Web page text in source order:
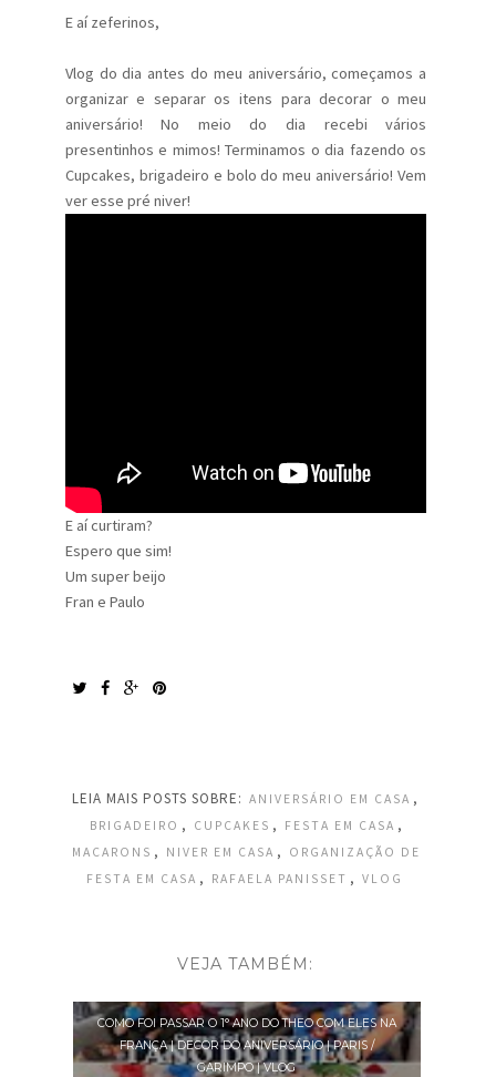
E aí zeferinos,
Vlog do dia antes do meu aniversário, começamos a
organizar e separar os itens para decorar o meu
aniversário! No meio do dia recebi vários
presentinhos e mimos! Terminamos o dia fazendo os
Cupcakes, brigadeiro e bolo do meu aniversário! Vem
ver esse pré niver!
E aí curtiram?
Espero que sim!
Um super beijo
Fran e Paulo
LEIA MAIS POSTS SOBRE: ANIVERSÁRIO EM CASA ,
BRIGADEIRO , CUPCAKES , FESTA EM CASA ,
MACARONS , NIVER EM CASA ,
ORGANIZAÇÃO DE
FESTA EM CASA , RAFAELA PANISSET , VLOG
VEJA TAMBÉM:
COMO FOI PASSAR O 1° ANO DO THEO COM ELES NA
FRANÇA | DECOR DO ANIVERSÁRIO | PARIS /
GARIMPO | VLOG